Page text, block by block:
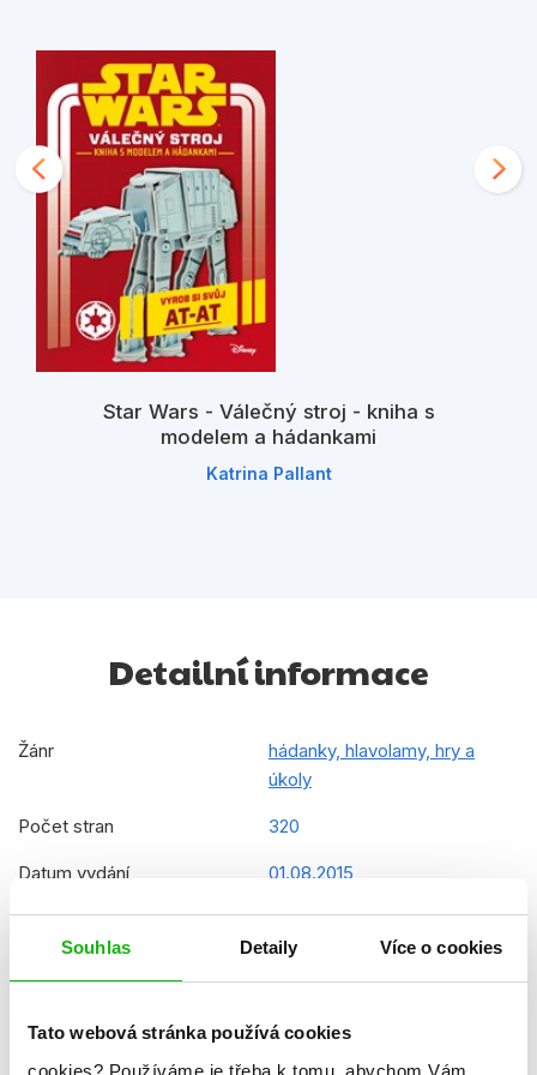
Souhlas Detaily Více o cookies
Tato webová stránka používá cookies
cookies? Používáme je třeba k tomu, abychom Vám
Star Wars - Válečný stroj - kniha s
modelem a hádankami
Katrina Pallant
Detailní informace
Žánr
hádanky, hlavolamy, hry a
úkoly
Počet stran 320
Datum vydání 01.08.2015
Formát 140x190 mm
Ilustrátor Mattel